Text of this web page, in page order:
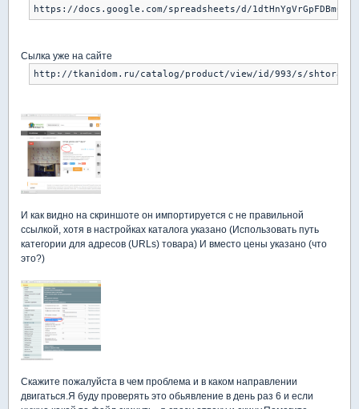
https://docs.google.com/spreadsheets/d/
Сылка уже на сайте
http://tkanidom.ru/catalog/product/view/id/993/s/shtora-
И как видно на скриншоте он импортируется с не правильной
ссылкой, хотя в настройках каталога указано (Использовать путь
категории для адресов (URLs) товара) И вместо цены указано (что
это?)
Скажите пожалуйста в чем проблема и в каком направлении
двигаться.Я буду проверять это обьявление в день раз 6 и если